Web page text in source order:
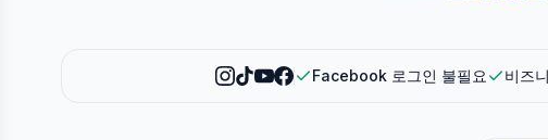
Facebook 로그인 불필요 비즈